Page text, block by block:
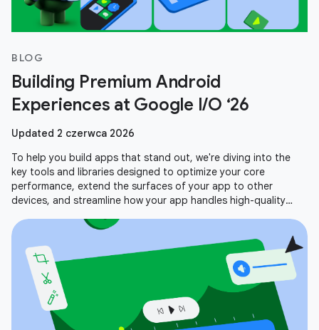
BLOG
Building Premium Android
Experiences at Google I/O ‘26
Updated 2 czerwca 2026
To help you build apps that stand out, we're diving into the
key tools and libraries designed to optimize your core
performance, extend the surfaces of your app to other
devices, and streamline how your app handles high-quality